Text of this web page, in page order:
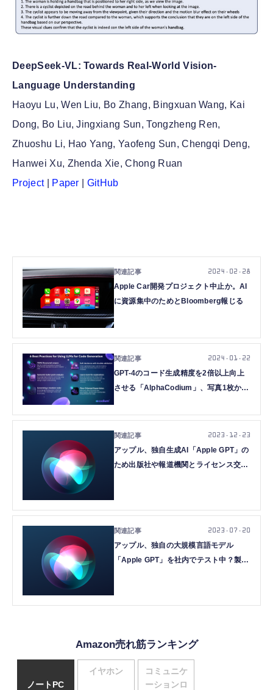
DeepSeek-VL: Towards Real-World Vision-
Language Understanding
Haoyu Lu, Wen Liu, Bo Zhang, Bingxuan Wang, Kai
Dong, Bo Liu, Jingxiang Sun, Tongzheng Ren,
Zhuoshu Li, Hao Yang, Yaofeng Sun, Chengqi Deng,
Hanwei Xu, Zhenda Xie, Chong Ruan
Project| Paper GitHub
Apple Car開発プロジェクト中止か。AI
に資源集中のためとBloomberg報じる
2024.02.28
GPT-4のコード生成精度を2倍以上向上
させる「AlphaCodium」、写真1枚から
「InstantID」など重要論文5本を解説
（生成AIウィークリー）
2024.01.22
アップル、独自生成AI「Apple GPT」の
ため出版社や報道機関とライセンス交渉
2023.12.23
アップル、独自の大規模言語モデル
「Apple GPT」を社内でテスト中？製品
2023.07.20
Amazon売れ筋ランキング
ノートPC
イヤホン
コミュニケ
ーションロ